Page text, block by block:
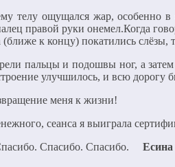
телу ощущался жар, особенно
правой руки онемел.Когда
(ближе к концу) покатились
пальцы и подошвы ног, а
улучшилось, и всю дорогу
меня к жизни!
сеанса я выиграла
Спасибо. Спасибо.